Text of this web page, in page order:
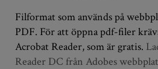
Filformat som används på
PDF. För att öppna pdf-filer
Acrobat Reader, som är gratis.
Reader DC från Adobes